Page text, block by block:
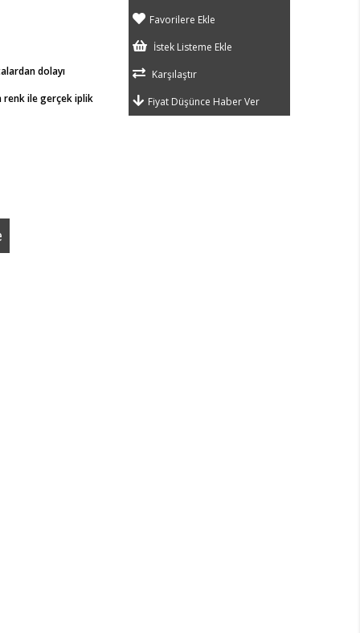
dolayı
renk ile gerçek iplik
Favorilere Ekle
İstek Listeme Ekle
Karşılaştır
Fiyat Düşünce Haber Ver